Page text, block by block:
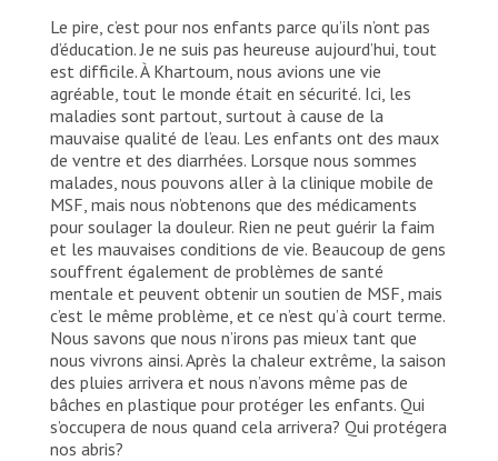
Le pire, c’est pour nos enfants parce qu’ils n’ont pas
d’éducation. Je ne suis pas heureuse aujourd’hui, tout
est difficile. À Khartoum, nous avions une vie
agréable, tout le monde était en sécurité. Ici, les
maladies sont partout, surtout à cause de la
mauvaise qualité de l’eau. Les enfants ont des maux
de ventre et des diarrhées. Lorsque nous sommes
malades, nous pouvons aller à la clinique mobile de
MSF, mais nous n’obtenons que des médicaments
pour soulager la douleur. Rien ne peut guérir la faim
et les mauvaises conditions de vie. Beaucoup de gens
souffrent également de problèmes de santé
mentale et peuvent obtenir un soutien de MSF, mais
c’est le même problème, et ce n’est qu’à court terme.
Nous savons que nous n’irons pas mieux tant que
nous vivrons ainsi. Après la chaleur extrême, la saison
des pluies arrivera et nous n’avons même pas de
bâches en plastique pour protéger les enfants. Qui
s’occupera de nous quand cela arrivera? Qui protégera
nos abris?